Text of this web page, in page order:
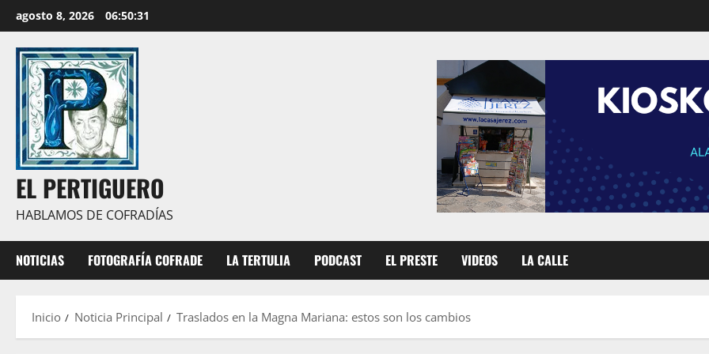
al
contenido
agosto 8, 2026 06:50:33
EL PERTIGUERO
HABLAMOS DE COFRADÍAS
NOTICIAS FOTOGRAFÍA COFRADE LA TERTULIA PODCAST EL PRESTE VIDEOS LA CALLE
Inicio Noticia Principal Traslados en la Magna Mariana: estos son los cambios